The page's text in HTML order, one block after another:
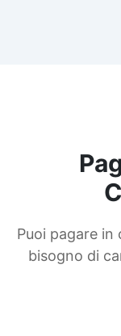
Puoi pagare in
bisogno di